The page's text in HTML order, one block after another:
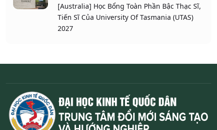
[Australia] Học Bổng Toàn Phần Bậc Thạc Sĩ,
Tiến Sĩ Của University Of Tasmania (UTAS)
2027